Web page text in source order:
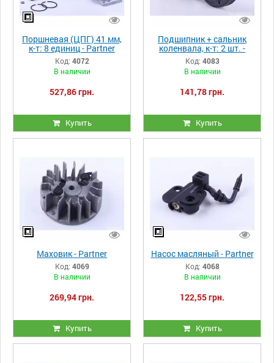
Поршневая (ЦПГ) 41 мм,
к-т: 8 единиц - Partner
Код: 4072
В наличии
527,86 грн.
Купить
Подшипник + сальник
коленвала, к-т: 2 шт. -
Partner
Код: 4083
В наличии
141,78 грн.
Купить
Маховик - Partner
Код: 4069
В наличии
269,94 грн.
Купить
Насос масляный - Partner
Код: 4068
В наличии
122,55 грн.
Купить